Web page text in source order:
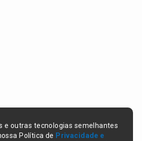
e outras tecnologias semelhantes
Política de Privacidade e